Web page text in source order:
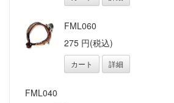
FML060
275 円(税込)
カート 詳細
FML040